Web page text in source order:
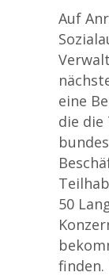
Auf
eine
die die
50
finden.